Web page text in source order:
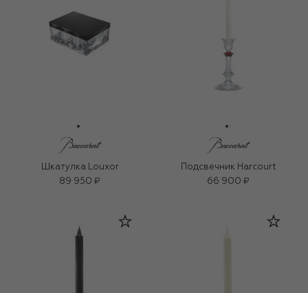
Шкатулка Louxor
89 950 ₽
Подсвечник Harcourt
66 900 ₽